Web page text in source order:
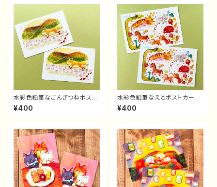
水彩色鉛筆なごんぎつねポスト
カード(2枚セット）
¥400
水彩色鉛筆なえとポストカード
(2枚セット）
¥400